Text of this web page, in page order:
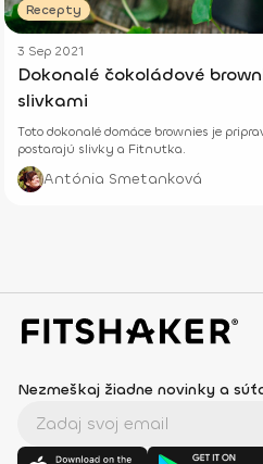
Recepty
3 Sep 2021
Dokonalé čokoládové
slivkami
Toto dokonalé domáce brownies je
postarajú slivky a Fitnutka.
Antónia Smetanková
Nezmeškaj žiadne novinky a